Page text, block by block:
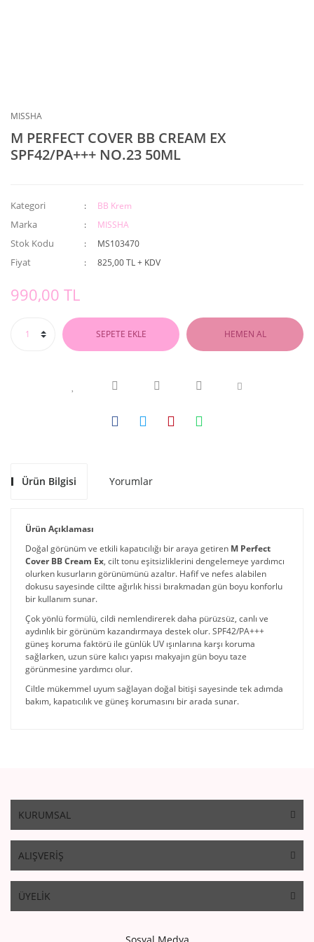
MISSHA
M PERFECT COVER BB CREAM EX
SPF42/PA+++ NO.23 50ML
Kategori BB Krem
Marka MISSHA
Stok Kodu MS103470
Fiyat 825,00 TL + KDV
990,00 TL
SEPETE EKLE HEMEN AL
Ürün Bilgisi Yorumlar
Ürün Açıklaması
Doğal görünüm ve etkili kapatıcılığı bir araya getiren M Perfect
Cover BB Cream Ex, cilt tonu eşitsizliklerini dengelemeye yardımcı
olurken kusurların görünümünü azaltır. Hafif ve nefes alabilen
dokusu sayesinde ciltte ağırlık hissi bırakmadan gün boyu konforlu
bir kullanım sunar.
Çok yönlü formülü, cildi nemlendirerek daha pürüzsüz, canlı ve
aydınlık bir görünüm kazandırmaya destek olur. SPF42/PA+++
güneş koruma faktörü ile günlük UV ışınlarına karşı koruma
sağlarken, uzun süre kalıcı yapısı makyajın gün boyu taze
görünmesine yardımcı olur.
Ciltle mükemmel uyum sağlayan doğal bitişi sayesinde tek adımda
bakım, kapatıcılık ve güneş korumasını bir arada sunar.
KURUMSAL
ALIŞVERİŞ
ÜYELİK